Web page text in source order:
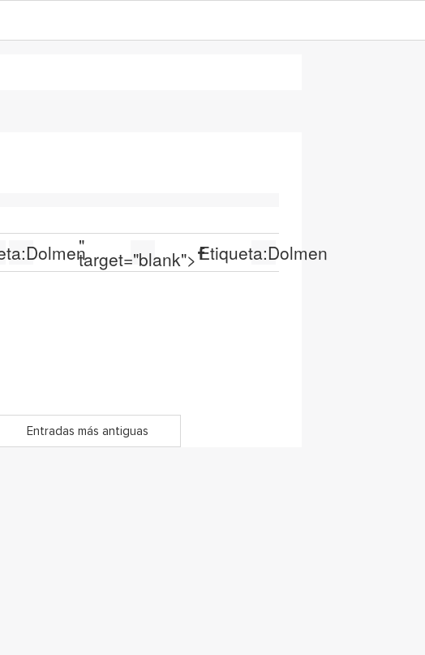
Dolmen
"
target="blank">Etiqueta:Dolmen
Entradas más antiguas